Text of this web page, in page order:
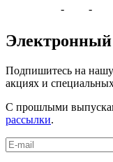
-
-
Подпишитесь на
акциях и
С прошлыми
рассылки.